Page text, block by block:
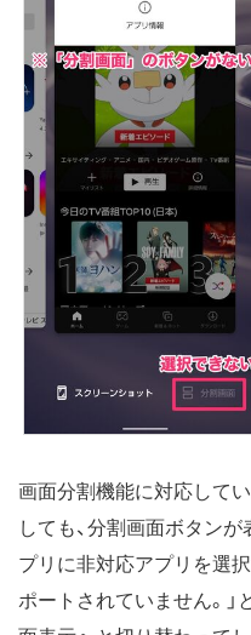
画面分割機能に対応して
しても、分割画面ボタン
プリに非対応アプリを選
ポートされていません。